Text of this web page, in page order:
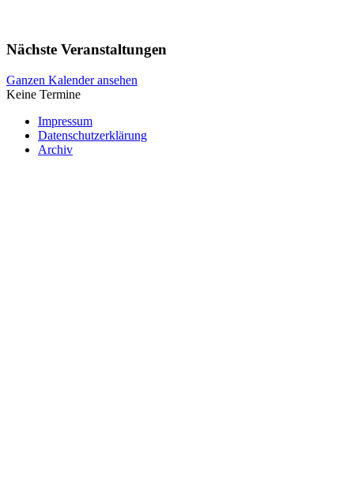
Nächste Veranstaltungen
Ganzen Kalender ansehen
Keine Termine
Impressum
Datenschutzerklärung
Archiv